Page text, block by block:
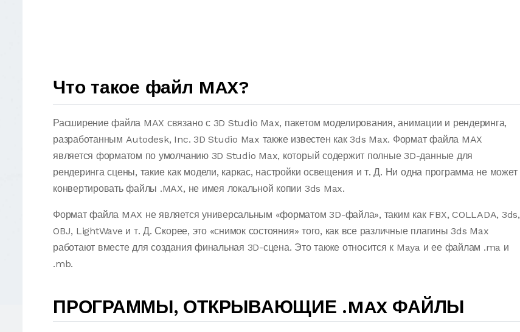
Что такое файл MAX?
Расширение файла MAX связано с 3D Studio Max, пакетом моделирования, анимации и рендеринга,
разработанным Autodesk, Inc. 3D Studio Max также известен как 3ds Max. Формат файла MAX
является форматом по умолчанию 3D Studio Max, который содержит полные 3D-данные для
рендеринга сцены, такие как модели, каркас, настройки освещения и т. Д. Ни одна программа не может
конвертировать файлы .MAX, не имея локальной копии 3ds Max.
Формат файла MAX не является универсальным «форматом 3D-файла», таким как FBX, COLLADA, 3ds,
OBJ, LightWave и т. Д. Скорее, это «снимок состояния» того, как все различные плагины 3ds Max
работают вместе для создания финальная 3D-сцена. Это также относится к Maya и ее файлам .ma и
.mb.
ПРОГРАММЫ, ОТКРЫВАЮЩИЕ .MAX ФАЙЛЫ